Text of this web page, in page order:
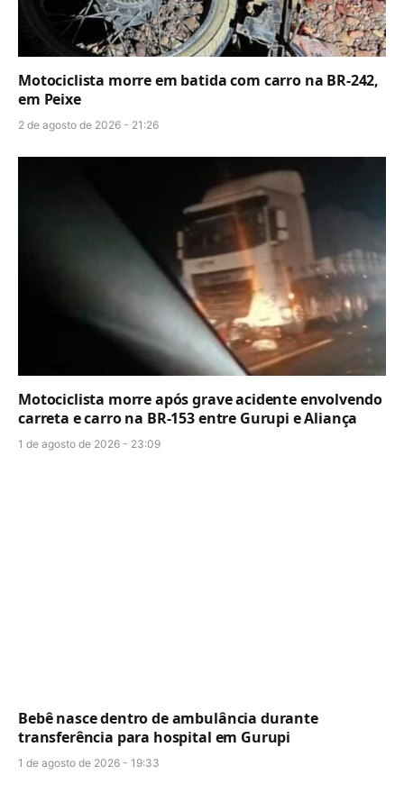
Motociclista morre em batida com carro na BR-242,
em Peixe
2 de agosto de 2026 - 21:26
Motociclista morre após grave acidente envolvendo
carreta e carro na BR-153 entre Gurupi e Aliança
1 de agosto de 2026 - 23:09
Bebê nasce dentro de ambulância durante
transferência para hospital em Gurupi
1 de agosto de 2026 - 19:33